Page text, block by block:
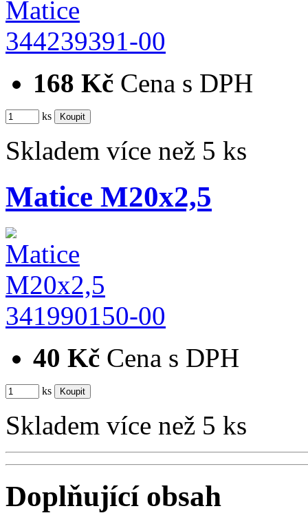
344239391-00
168 Kč Cena s DPH
ks
Skladem více než 5 ks
Matice M20x2,5
341990150-00
40 Kč Cena s DPH
ks
Skladem více než 5 ks
Doplňující obsah